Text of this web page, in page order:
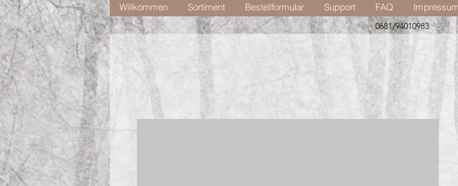
Willkommen Sortiment Bestellformular Support FAQ Impressum
0681/94010983